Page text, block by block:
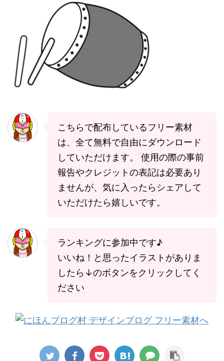
こちらで配布しているフリー素材
は、全て無料で自由にダウンロード
していただけます。 使用の際の事前
報告やクレジットの表記は必要あり
ませんが、気に入ったらシェアして
いただけたら嬉しいです。
ランキングに参加中です♪
いいね！と思ったイラストがありま
したら↓のボタンをクリックしてく
ださい